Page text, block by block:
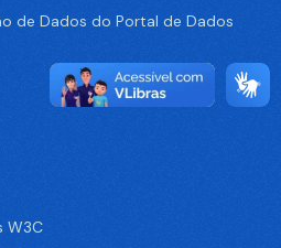
de Dados do Portal de Dados
W3C